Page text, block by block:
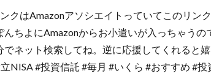
クはAmazonアソシエイトっていてこのリン
ちよにAmazonからお小遣いが入っちゃうの
でネット検索してね。逆に応援してくれると
NISA #投資信託 #毎月 #いくら #おすすめ #